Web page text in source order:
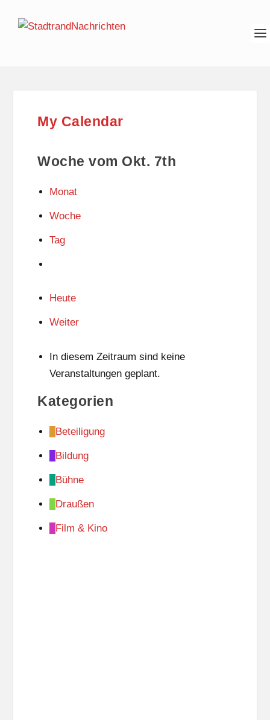
My Calendar
Woche vom Okt. 7th
Monat
Woche
Tag
Heute
Weiter
In diesem Zeitraum sind keine
Veranstaltungen geplant.
Kategorien
Beteiligung
Bildung
Bühne
Draußen
Film & Kino